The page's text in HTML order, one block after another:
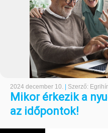
2024 december 10. Szerző: Egrihír
Mikor érkezik a
az időpontok!